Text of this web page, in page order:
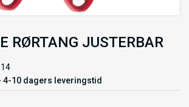
RØRTANG JUSTERBAR
4-10 dagers leveringstid